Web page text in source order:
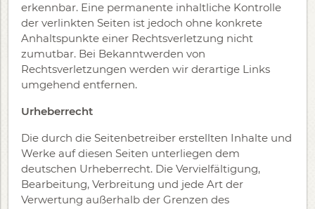
erkennbar. Eine permanente inhaltliche Kontrolle
der verlinkten Seiten ist jedoch ohne konkrete
Anhaltspunkte einer Rechtsverletzung nicht
zumutbar. Bei Bekanntwerden von
Rechtsverletzungen werden wir derartige Links
umgehend entfernen.
Urheberrecht
Die durch die Seitenbetreiber erstellten Inhalte und
Werke auf diesen Seiten unterliegen dem
deutschen Urheberrecht. Die Vervielfältigung,
Bearbeitung, Verbreitung und jede Art der
Verwertung außerhalb der Grenzen des